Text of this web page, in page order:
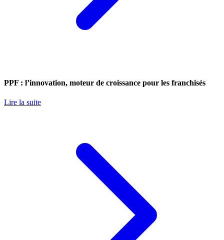
PPF : l’innovation, moteur de croissance pour les franchisés
Lire la suite